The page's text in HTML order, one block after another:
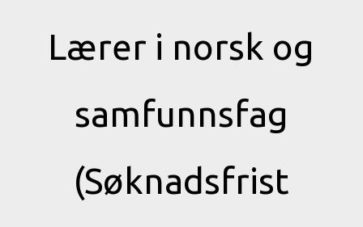
Lærer i norsk og
samfunnsfag
(Søknadsfrist